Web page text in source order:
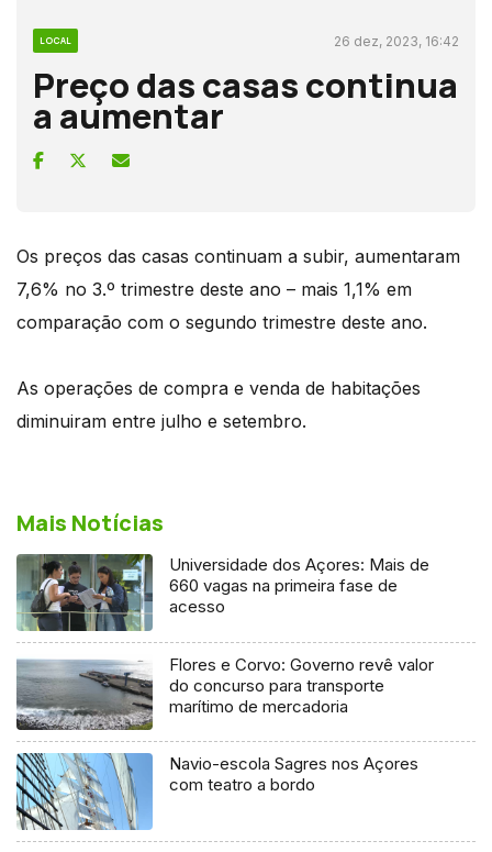
LOCAL 26 dez, 2023, 16:42
Preço das casas continua
a aumentar
Os preços das casas continuam a subir, aumentaram
7,6% no 3.º trimestre deste ano – mais 1,1% em
comparação com o segundo trimestre deste ano.
As operações de compra e venda de habitações
diminuiram entre julho e setembro.
Mais Notícias
Universidade dos Açores: Mais de
660 vagas na primeira fase de
acesso
Flores e Corvo: Governo revê valor
do concurso para transporte
marítimo de mercadoria
Navio-escola Sagres nos Açores
com teatro a bordo